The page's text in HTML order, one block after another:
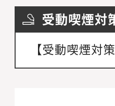
受動喫煙対
【受動喫煙対